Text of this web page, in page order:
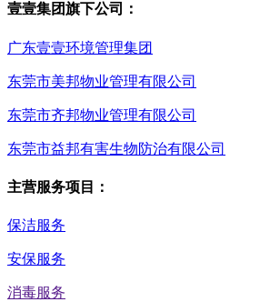
壹壹集团旗下公司：
广东壹壹环境管理集团
东莞市美邦物业管理有限公司
东莞市齐邦物业管理有限公司
东莞市益邦有害生物防治有限公司
主营服务项目：
保洁服务
安保服务
消毒服务